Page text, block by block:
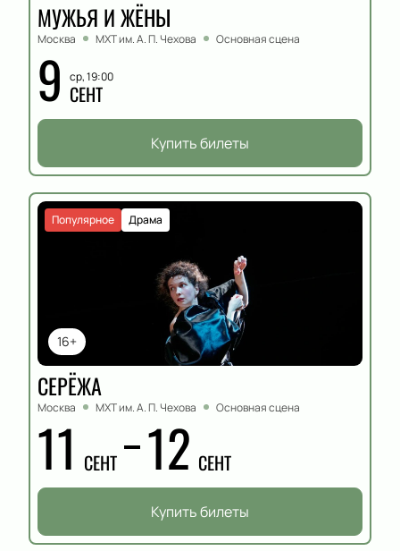
МУЖЬЯ И ЖЁНЫ
Москва МХТ им. А. П. Чехова Основная сцена
9 ср, 19:00
СЕНТ
Купить билеты
16+
Драма
Популярное
СЕРЁЖА
Москва МХТ им. А. П. Чехова Основная сцена
11 СЕНТ 12 СЕНТ
Купить билеты